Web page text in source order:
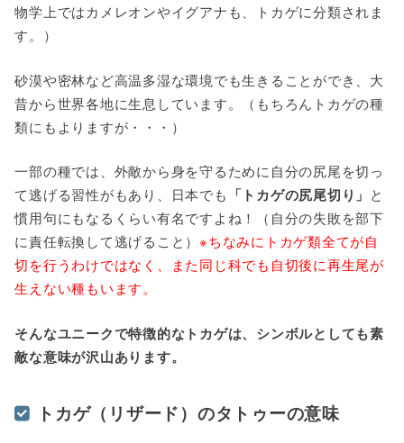
物学上ではカメレオンやイグアナも、トカゲに分類されま
す。）
砂漠や密林など高温多湿な環境でも生きることができ、大
昔から世界各地に生息しています。（もちろんトカゲの種
類にもよりますが・・・）
一部の種では、外敵から身を守るために自分の尻尾を切っ
て逃げる習性がもあり、日本でも 「トカゲの尻尾切り」 と
慣用句にもなるくらい有名ですよね！（自分の失敗を部下
に責任転換して逃げること）※ちなみにトカゲ類全てが自
切を行うわけではなく、また同じ科でも自切後に再生尾が
生えない種もいます。
そんなユニークで特徴的なトカゲは、シンボルとしても素
敵な意味が沢山あります。
トカゲ（リザード）のタトゥーの意味